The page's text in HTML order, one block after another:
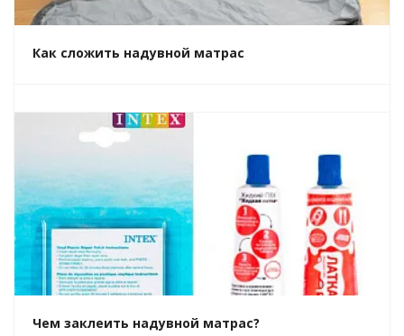
Как сложить надувной матрас
Чем заклеить надувной матрас?